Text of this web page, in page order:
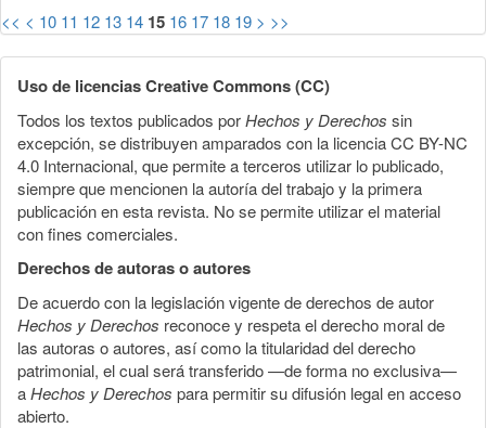
<< < 10 11 12 13 14 15 16 17 18 19 > >>
Uso de licencias Creative Commons (CC)
Todos los textos publicados porHechos y Derechos sin
excepción, se distribuyen amparados con la licencia CC BY-NC
4.0 Internacional, que permite a terceros utilizar lo publicado,
siempre que mencionen la autoría del trabajo y la primera
publicación en esta revista. No se permite utilizar el material
con fines comerciales.
Derechos de autoras o autores
De acuerdo con la legislación vigente de derechos de autor
Hechos y Derechos reconoce y respeta el derecho moral de
las autoras o autores, así como la titularidad del derecho
patrimonial, el cual será transferido —de forma no exclusiva—
aHechos y Derechos para permitir su difusión legal en acceso
abierto.